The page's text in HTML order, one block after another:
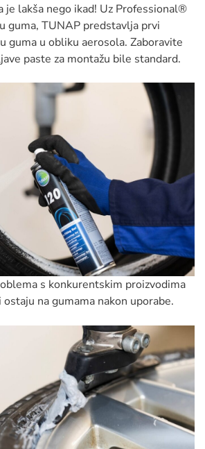
je lakša nego ikad! Uz Professional®
guma, TUNAP predstavlja prvi
guma u obliku aerosola. Zaboravite
paste za montažu bile standard.
s konkurentskim proizvodima
na gumama nakon uporabe.